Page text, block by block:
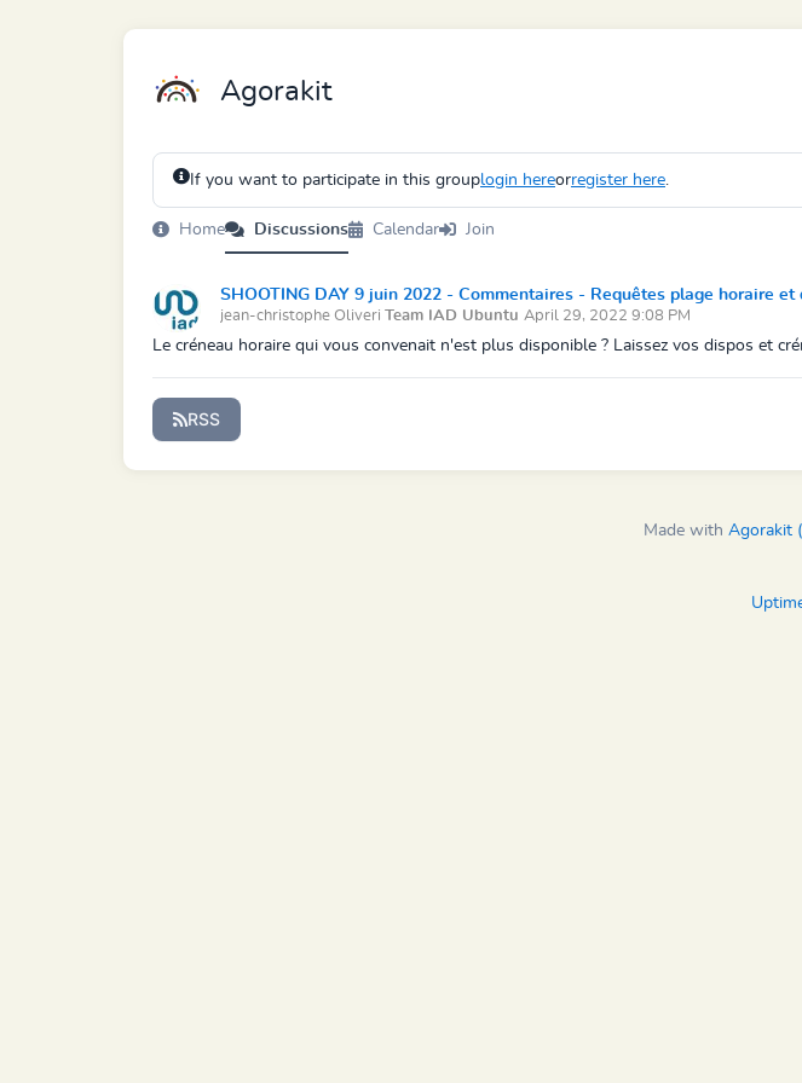
Agorakit
If you want to participate in this grouplogin hereorregister here.
Home Discussions Calendar Join
SHOOTING DAY 9 juin 2022 - Commentaires - Requêtes plage horaire
jean-christophe Oliveri Team IAD Ubuntu April 29, 2022 9:08 PM
Le créneau horaire qui vous convenait n'est plus disponible ? Laissez vos dispos et
RSS
Made with Agorakit